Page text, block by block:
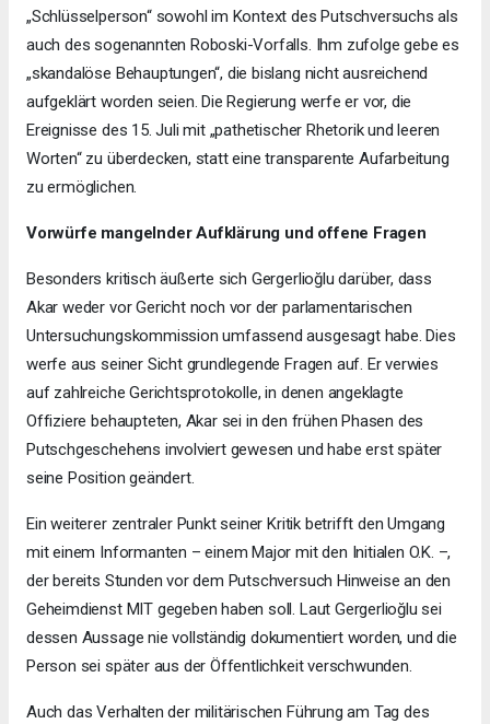
„Schlüsselperson“ sowohl im Kontext des Putschversuchs als
auch des sogenannten Roboski-Vorfalls. Ihm zufolge gebe es
„skandalöse Behauptungen“, die bislang nicht ausreichend
aufgeklärt worden seien. Die Regierung werfe er vor, die
Ereignisse des 15. Juli mit „pathetischer Rhetorik und leeren
Worten“ zu überdecken, statt eine transparente Aufarbeitung
zu ermöglichen.
Vorwürfe mangelnder Aufklärung und offene Fragen
Besonders kritisch äußerte sich Gergerlioğlu darüber, dass
Akar weder vor Gericht noch vor der parlamentarischen
Untersuchungskommission umfassend ausgesagt habe. Dies
werfe aus seiner Sicht grundlegende Fragen auf. Er verwies
auf zahlreiche Gerichtsprotokolle, in denen angeklagte
Offiziere behaupteten, Akar sei in den frühen Phasen des
Putschgeschehens involviert gewesen und habe erst später
seine Position geändert.
Ein weiterer zentraler Punkt seiner Kritik betrifft den Umgang
mit einem Informanten – einem Major mit den Initialen O.K. –,
der bereits Stunden vor dem Putschversuch Hinweise an den
Geheimdienst MIT gegeben haben soll. Laut Gergerlioğlu sei
dessen Aussage nie vollständig dokumentiert worden, und die
Person sei später aus der Öffentlichkeit verschwunden.
Auch das Verhalten der militärischen Führung am Tag des